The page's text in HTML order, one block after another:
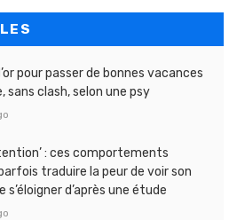
pour passer de bonnes vacances
sans clash, selon une psy
: ces comportements
traduire la peur de voir son
s’éloigner d’après une étude